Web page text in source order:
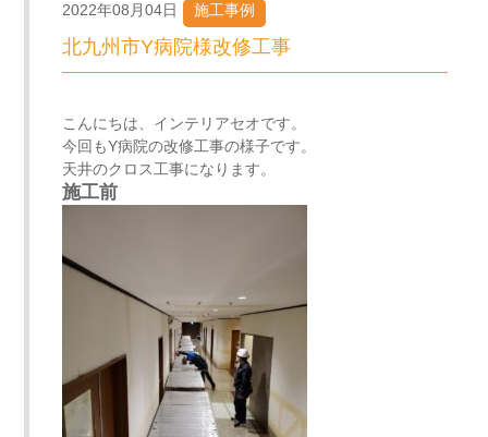
2022年08月04日 施工事例
北九州市Y病院様改修工事
こんにちは、インテリアセオです。
今回もY病院の改修工事の様子です。
天井のクロス工事になります。
施工前